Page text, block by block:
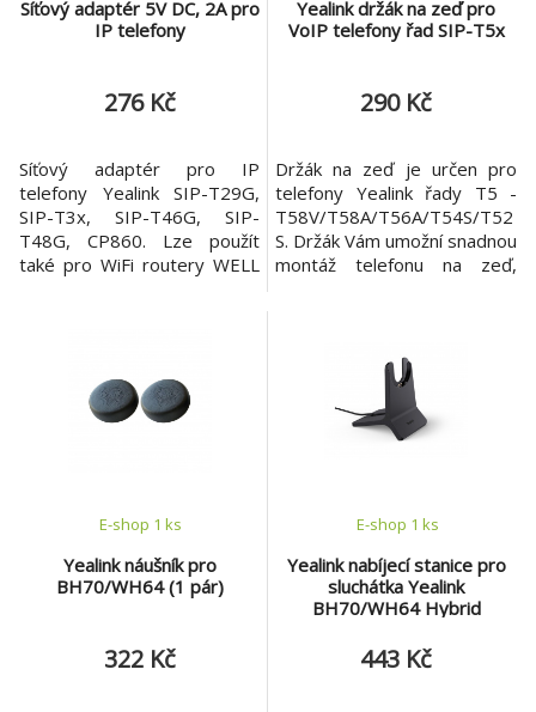
Síťový adaptér 5V DC, 2A pro
IP telefony
276 Kč
Síťový adaptér pro IP
telefony Yealink SIP-T29G,
SIP-T3x, SIP-T46G, SIP-
T48G, CP860. Lze použít
také pro WiFi routery WELL
Yealink držák na zeď pro
VoIP telefony řad SIP-T5x
290 Kč
Držák na zeď je určen pro
telefony Yealink řady T5 -
T58V/T58A/T56A/T54S/T52
S. Držák Vám umožní snadnou
montáž telefonu na zeď,
umístění telefonu.
Yealink náušník pro
BH70/WH64 (1 pár)
E-shop 1 ks
322 Kč
Yealink nabíjecí stanice pro
sluchátka Yealink
BH70/WH64 Hybrid
E-shop 1 ks
443 Kč